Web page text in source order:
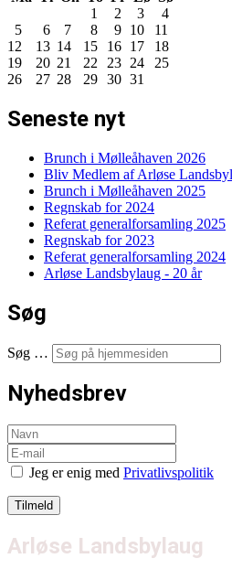
1
2 3
4
5
6 7 8 9 10
11
12
13 14 15 16 17
18
19
20 21 22 23 24
25
26
27 28 29 30 31
Seneste nyt
Brunch i Mølleåhaven 2026
Bliv Medlem af Arløse
Brunch i Mølleåhaven 2025
Regnskab for 2024
Referat generalforsamling 2025
Regnskab for 2023
Referat generalforsamling 2024
Arløse Landsbylaug - 20 år
Søg
Søg …
Nyhedsbrev
Jeg er enig med Privatlivspolitik
Arløse Landsbylaug